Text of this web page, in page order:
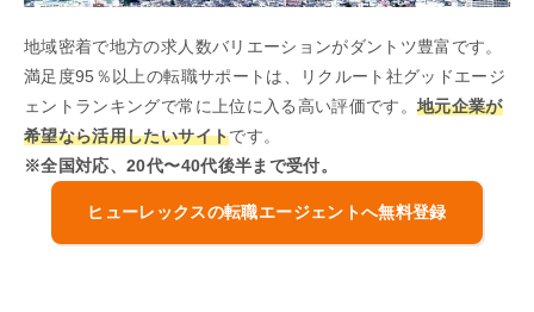
地域密着で地方の求人数バリエーションがダントツ豊富です。
満足度95％以上の転職サポートは、リクルート社グッドエージ
ェントランキングで常に上位に入る高い評価です。地元企業が
希望なら活用したいサイトです。
※全国対応、20代〜40代後半まで受付。
ヒューレックスの転職エージェントへ無料登録